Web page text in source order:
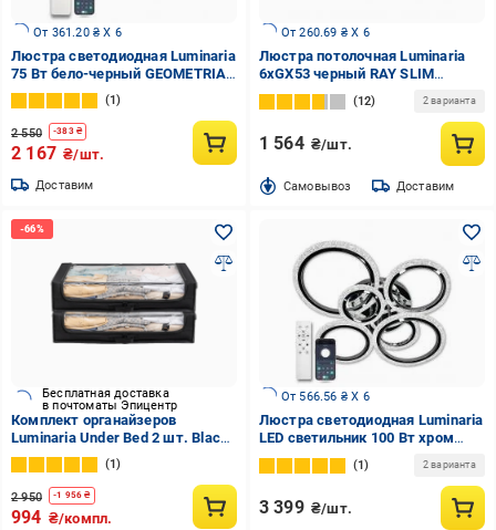
От 361.20 ₴ X 6
Люстра светодиодная Luminaria
75 Вт бело-черный GEOMETRIA
DOWNLIGHT 75W 2S
1
2 550 -383₴
2 167 ₴/шт.
Доставим
От 260.69 ₴ X 6
Люстра потолочная Luminaria
6xGX53 черный RAY SLIM
6xGX53 BLACK
12 2 варианта
1 564 ₴/шт.
Cамовывоз Доставим
Бесплатная доставка
в почтоматы Эпицентр
Комплект органайзеров
Luminaria Under Bed 2 шт. Black
(29179394)
1
2 950 -1 956 ₴
994 ₴/компл.
От 566.56 ₴ X 6
Люстра светодиодная Luminaria
LED светильник 100 Вт хром
EUROPA 100W 6R CHROME/ICE
1 2 варианта
3 399 ₴/шт.